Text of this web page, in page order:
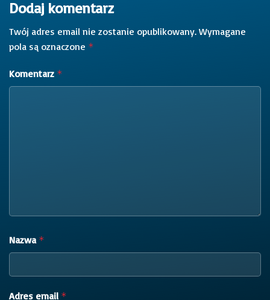
Dodaj komentarz
Twój adres email nie zostanie opublikowany. Wymagane
pola są oznaczone *
Komentarz *
Nazwa *
Adres email *